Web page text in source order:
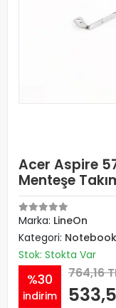
Acer Aspire
Menteşe
Marka: LineOn
Kategori: Notebook
Stok: Stokta Var
%30
indirim
764,16